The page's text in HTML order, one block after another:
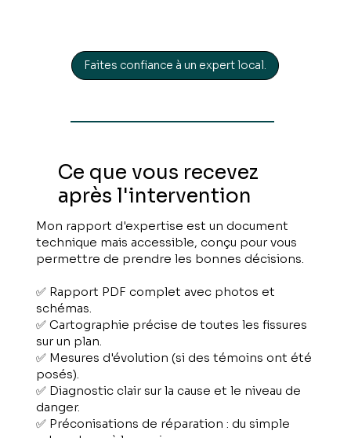
Faites confiance à un expert local.
Ce que vous recevez
après l'intervention
Mon rapport d'expertise est un document
technique mais accessible, conçu pour vous
permettre de prendre les bonnes décisions.
✅ Rapport PDF complet avec photos et
schémas.
✅ Cartographie précise de toutes les fissures
sur un plan.
✅ Mesures d'évolution (si des témoins ont été
posés).
✅ Diagnostic clair sur la cause et le niveau de
danger.
✅ Préconisations de réparation : du simple